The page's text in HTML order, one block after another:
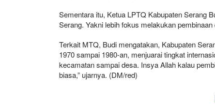
Sementara itu, Ketua LPTQ Kabupaten Serang
Serang. Yakni lebih fokus melakukan
Terkait MTQ, Budi mengatakan, Kabupaten
1970 sampai 1980-an, menjuarai tingkat
kecamatan sampai desa. Insya Allah kalau
biasa,” ujarnya. (DM/red)